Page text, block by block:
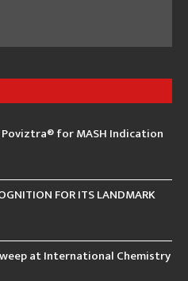
for MASH Indication
FOR ITS LANDMARK
at International Chemistry